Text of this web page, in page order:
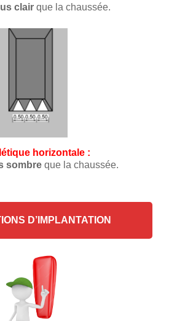
clair que la chaussée.
horizontale :
sombreque la chaussée.
D’IMPLANTATION